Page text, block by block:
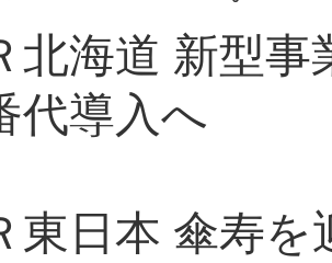
北海道 新型
代導入へ
東日本 傘寿